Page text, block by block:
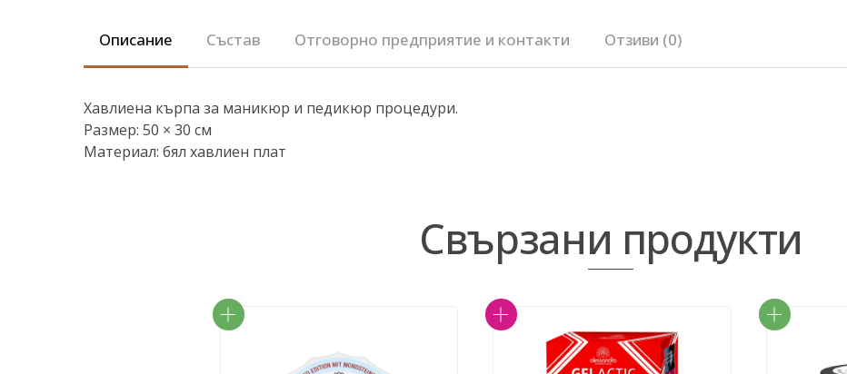
Описание Състав Отговорно предприятие и контакти Отзиви (0)
Хавлиена кърпа за маникюр и педикюр процедури.
Размер: 50 × 30 см
Материал: бял хавлиен плат
Свързани продукти